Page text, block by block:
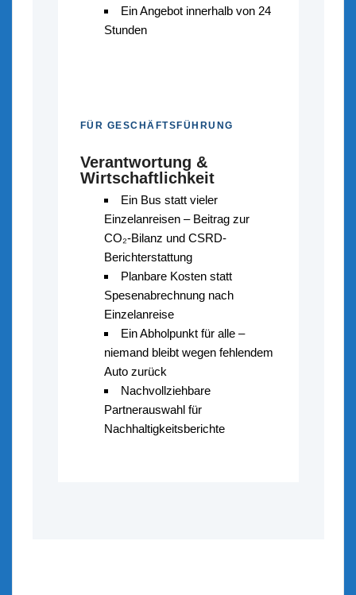
Ein Angebot innerhalb von 24
Stunden
FÜR GESCHÄFTSFÜHRUNG
Verantwortung &
Wirtschaftlichkeit
Ein Bus statt vieler
Einzelanreisen – Beitrag zur
CO₂-Bilanz und CSRD-
Berichterstattung
Planbare Kosten statt
Spesenabrechnung nach
Einzelanreise
Ein Abholpunkt für alle –
niemand bleibt wegen fehlendem
Auto zurück
Nachvollziehbare
Partnerauswahl für
Nachhaltigkeitsberichte